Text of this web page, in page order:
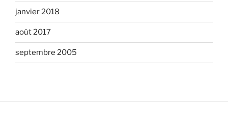
janvier 2018
août 2017
septembre 2005